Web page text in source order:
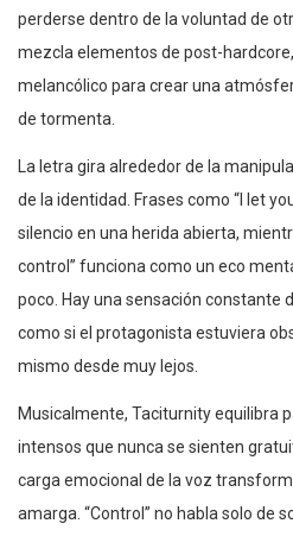
perderse dentro de la voluntad de
mezcla elementos de post-
melancólico para crear una
de tormenta.
La letra gira alrededor de la
de la identidad. Frases como “I let
silencio en una herida abierta,
control” funciona como un eco
poco. Hay una sensación constante
como si el protagonista estuviera
mismo desde muy lejos.
Musicalmente, Taciturnity equilibra
intensos que nunca se sienten
carga emocional de la voz
amarga. “Control” no habla solo de